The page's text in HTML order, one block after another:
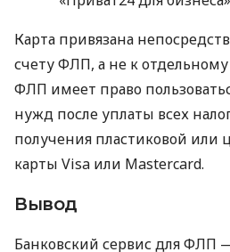
Карта привязана
счету ФЛП, а не к
ФЛП имеет право
нужд после уплаты всех
получения пластиковой или
карты Visa или Mastercard.
Вывод
Банковский сервис для ФЛП